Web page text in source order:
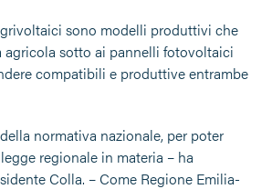
sono modelli produttivi che
agricola sotto ai pannelli fotovoltaici
compatibili e produttive entrambe
normativa nazionale, per poter
regionale in materia – ha
Colla. – Come Regione Emilia-